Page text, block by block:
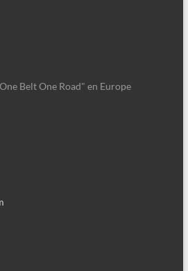
Belt One Road" en Europe